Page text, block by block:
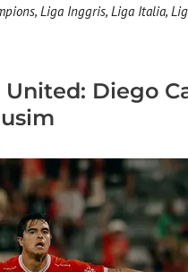
Liga Inggris, Liga Italia,
Diego